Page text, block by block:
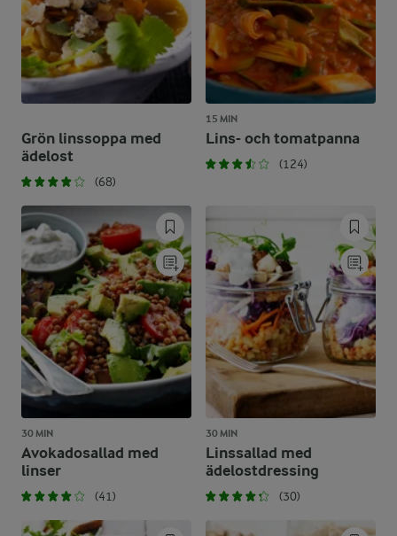
Grön linssoppa med
ädelost
(68)
15 MIN
Lins- och tomatpanna
(124)
30 MIN
Avokadosallad med
linser
(41)
30 MIN
Linssallad med
ädelostdressing
(30)